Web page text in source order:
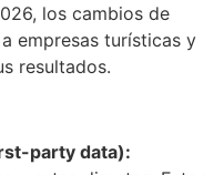
los cambios de
empresas turísticas y
resultados.
party data):